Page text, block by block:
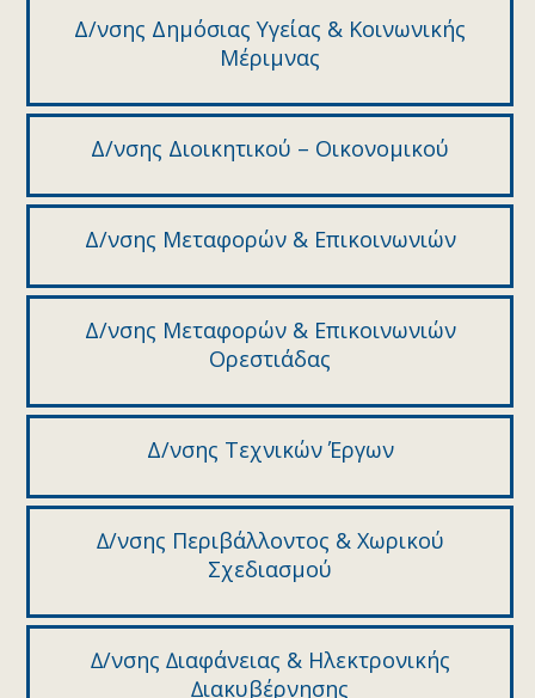
Δ/νσης Δημόσιας Υγείας & Κοινωνικής
Μέριμνας
Δ/νσης Διοικητικού – Οικονομικού
Δ/νσης Μεταφορών & Επικοινωνιών
Δ/νσης Μεταφορών & Επικοινωνιών
Ορεστιάδας
Δ/νσης Τεχνικών Έργων
∆/νσης Περιβάλλοντος & Χωρικού
Σχεδιασµού
∆/νσης ∆ιαφάνειας & Ηλεκτρονικής
∆ιακυβέρνησης